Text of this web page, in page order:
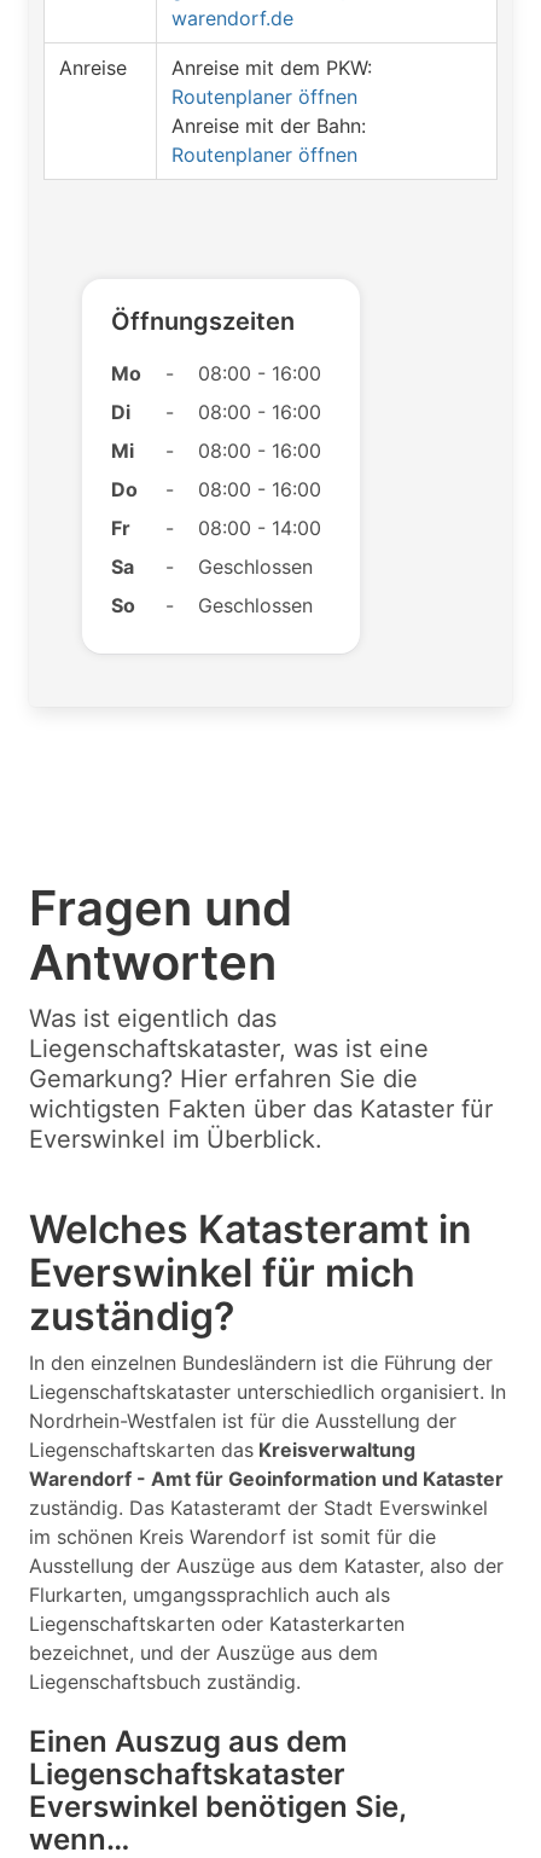
warendorf.de
Anreise
Anreise mit dem PKW:
Routenplaner öffnen
Anreise mit der Bahn:
Routenplaner öffnen
Öffnungszeiten
Mo -
08:00 - 16:00
Di
-
08:00 - 16:00
Mi
-
08:00 - 16:00
Do
-
08:00 - 16:00
Fr
-
08:00 - 14:00
Sa
-
Geschlossen
So
- Geschlossen
Fragen und
Antworten
Was ist eigentlich das
Liegenschaftskataster, was ist eine
Gemarkung? Hier erfahren Sie die
wichtigsten Fakten über das Kataster für
Everswinkel im Überblick.
Welches Katasteramt in
Everswinkel für mich
zuständig?
In den einzelnen Bundesländern ist die Führung der
Liegenschaftskataster unterschiedlich organisiert. In
Nordrhein-Westfalen ist für die Ausstellung der
Liegenschaftskarten das Kreisverwaltung
Warendorf - Amt für Geoinformation und Kataster
zuständig. Das Katasteramt der Stadt Everswinkel
im schönen Kreis Warendorf ist somit für die
Ausstellung der Auszüge aus dem Kataster, also der
Flurkarten, umgangssprachlich auch als
Liegenschaftskarten oder Katasterkarten
bezeichnet, und der Auszüge aus dem
Liegenschaftsbuch zuständig.
Einen Auszug aus dem
Liegenschaftskataster
Everswinkel benötigen Sie,
wenn…